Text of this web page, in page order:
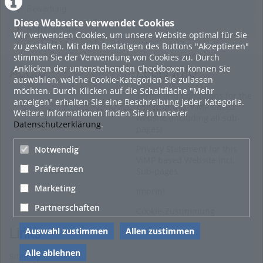
Diese Webseite verwendet Cookies
Wir verwenden Cookies, um unsere Website optimal für Sie
zu gestalten. Mit dem Bestätigen des Buttons "Akzeptieren"
stimmen Sie der Verwendung von Cookies zu. Durch
Anklicken der untenstehenden Checkboxen können Sie
auswählen, welche Cookie-Kategorien Sie zulassen
möchten. Durch Klicken auf die Schaltfläche "Mehr
anzeigen" erhalten Sie eine Beschreibung jeder Kategorie.
Weitere Informationen finden Sie in unserer
Datenschutzerklärung.
Notwendig
Präferenzen
Marketing
Partnerschaften
Auswahl zustimmen
Allen zustimmen
Alle ablehnen
Kommentare
About Legal Info
Terms and Conditions for the
Usage of this ViMP based
website (including all sub-
Links
Sitemap